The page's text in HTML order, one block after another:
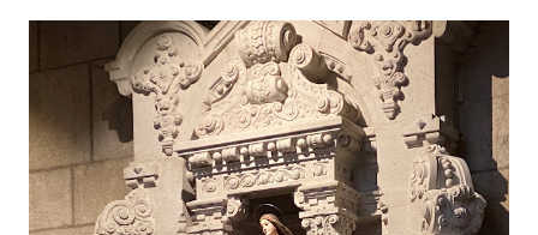
(2019.10.25) Feira Semanal em Viana do Castelo (2019.10.25)
Feira Semanal em Viana do Castelo (2019.10.25) Feira Semanal
em Viana do Castelo (2019.10.25) Feira Semanal em Viana do
Castelo (2019.10.25) Feira Semanal em Viana do Castelo
(2019.10.25)